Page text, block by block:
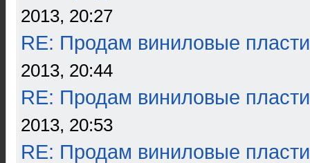
2013, 20:27
RE: Продам виниловые
2013, 20:44
RE: Продам виниловые
2013, 20:53
RE: Продам виниловые